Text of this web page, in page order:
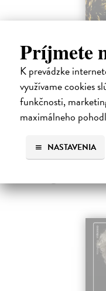
Príjmete
K prevádzke
využívame cookies
funkčnosti,
maximálneho
NASTAVENIA
Všetci sme
Bango Denis, Garaj
Mesiáš z backstageu,
Vlajkonosič utópie, otec
okultista, stalker Beatles,
zo zadných…
13,50 €